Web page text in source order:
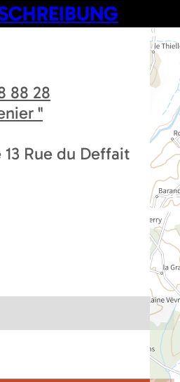
88 28
"
Rue du Deffait